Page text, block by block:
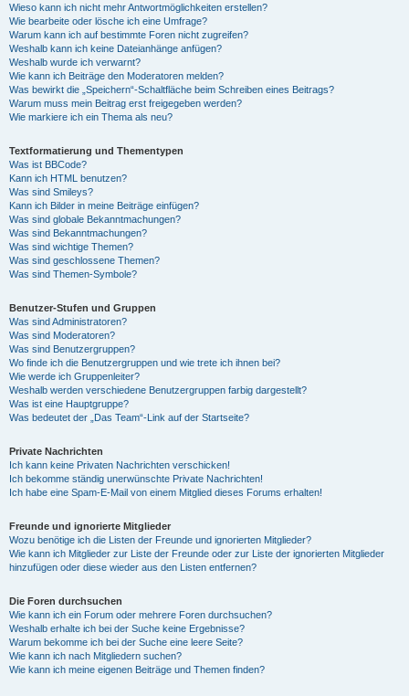
Wieso kann ich nicht mehr Antwortmöglichkeiten erstellen?
Wie bearbeite oder lösche ich eine Umfrage?
Warum kann ich auf bestimmte Foren nicht zugreifen?
Weshalb kann ich keine Dateianhänge anfügen?
Weshalb wurde ich verwarnt?
Wie kann ich Beiträge den Moderatoren melden?
Was bewirkt die „Speichern“-Schaltfläche beim Schreiben eines Beitrags?
Warum muss mein Beitrag erst freigegeben werden?
Wie markiere ich ein Thema als neu?
Textformatierung und Thementypen
Was ist BBCode?
Kann ich HTML benutzen?
Was sind Smileys?
Kann ich Bilder in meine Beiträge einfügen?
Was sind globale Bekanntmachungen?
Was sind Bekanntmachungen?
Was sind wichtige Themen?
Was sind geschlossene Themen?
Was sind Themen-Symbole?
Benutzer-Stufen und Gruppen
Was sind Administratoren?
Was sind Moderatoren?
Was sind Benutzergruppen?
Wo finde ich die Benutzergruppen und wie trete ich ihnen bei?
Wie werde ich Gruppenleiter?
Weshalb werden verschiedene Benutzergruppen farbig dargestellt?
Was ist eine Hauptgruppe?
Was bedeutet der „Das Team“-Link auf der Startseite?
Private Nachrichten
Ich kann keine Privaten Nachrichten verschicken!
Ich bekomme ständig unerwünschte Private Nachrichten!
Ich habe eine Spam-E-Mail von einem Mitglied dieses Forums erhalten!
Freunde und ignorierte Mitglieder
Wozu benötige ich die Listen der Freunde und ignorierten Mitglieder?
Wie kann ich Mitglieder zur Liste der Freunde oder zur Liste der ignorierten Mitglieder
hinzufügen oder diese wieder aus den Listen entfernen?
Die Foren durchsuchen
Wie kann ich ein Forum oder mehrere Foren durchsuchen?
Weshalb erhalte ich bei der Suche keine Ergebnisse?
Warum bekomme ich bei der Suche eine leere Seite?
Wie kann ich nach Mitgliedern suchen?
Wie kann ich meine eigenen Beiträge und Themen finden?